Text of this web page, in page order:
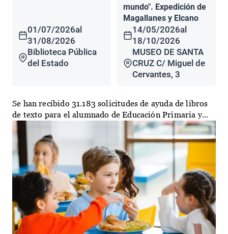
01/07/2026al
31/08/2026
Biblioteca Pública
del Estado
mundo". Expedición de
Magallanes y Elcano
14/05/2026al
18/10/2026
MUSEO DE SANTA
CRUZ C/ Miguel de
Cervantes, 3
Se han recibido 31.183 solicitudes de ayuda de libros
de texto para el alumnado de Educación Primaria y...